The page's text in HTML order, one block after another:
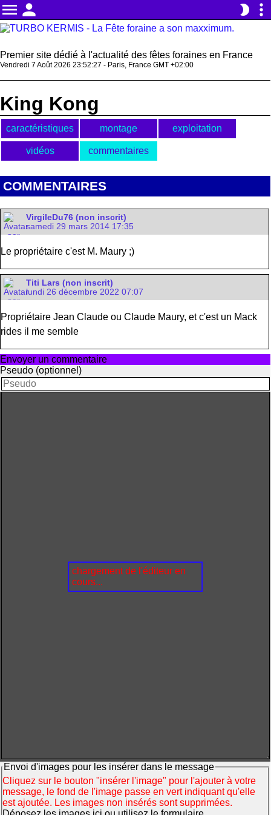
menu person brightness_2 more_vert
Premier site dédié à l'actualité des fêtes foraines en France
Vendredi 7 Août 2026 23:52:27 - Paris, France GMT +02:00
King Kong
caractéristiques montage exploitation
vidéos commentaires
COMMENTAIRES
VirgileDu76 (non inscrit)
samedi 29 mars 2014 17:35
Le propriétaire c'est M. Maury ;)
Titi Lars (non inscrit)
lundi 26 décembre 2022 07:07
Propriétaire Jean Claude ou Claude Maury, et c'est un Mack
rides il me semble
Envoyer un commentaire
Pseudo (optionnel)
chargement de l'éditeur en
cours...
Envoi d'images pour les insérer dans le message
Cliquez sur le bouton "insérer l'image" pour l'ajouter à votre
message, le fond de l'image passe en vert indiquant qu'elle
est ajoutée. Les images non insérés sont supprimées.